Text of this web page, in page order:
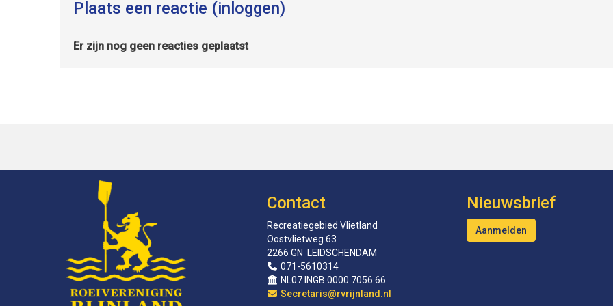
Plaats een reactie (inloggen)
Er zijn nog geen reacties geplaatst
Contact
Recreatiegebied Vlietland
Oostvlietweg 63
2266 GN LEIDSCHENDAM
071-5610314
NL07 INGB 0000 7056 66
siraterceS@rvrijnland.nl
Nieuwsbrief
Aanmelden